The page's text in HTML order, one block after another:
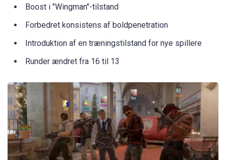
Boost i "Wingman"-tilstand
Forbedret konsistens af boldpenetration
Introduktion af en træningstilstand for nye spillere
Runder ændret fra 16 til 13